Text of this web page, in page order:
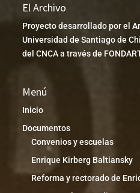
El Archivo
Proyecto desarrollado por el
Universidad de Santiago de
del CNCA a través de
Menú
Inicio
Documentos
Convenios y escuelas
Enrique Kirberg Baltiansky
Reforma y rectorado de